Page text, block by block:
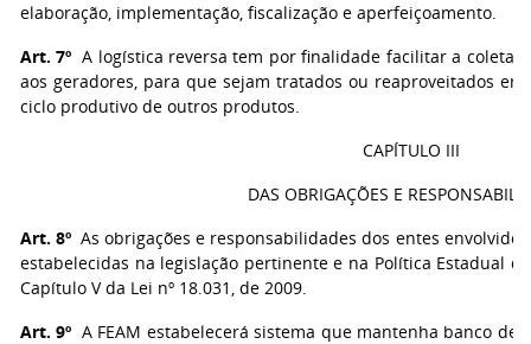
elaboração, implementação, fiscalização e aperfeiçoamento.
Art. 7º A logística reversa tem por finalidade facilitar a coleta
aos geradores, para que sejam tratados ou reaproveitados
ciclo produtivo de outros produtos.
CAPÍTULO III
DAS OBRIGAÇÕES E
Art. 8º As obrigações e responsabilidades dos entes
estabelecidas na legislação pertinente e na Política Estadual
Capítulo V da Lei nº 18.031, de 2009.
Art. 9º A FEAM estabelecerá sistema que mantenha banco de